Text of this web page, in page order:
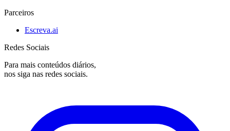
Parceiros
Escreva.ai
Redes Sociais
Para mais conteúdos diários,
nos siga nas redes sociais.